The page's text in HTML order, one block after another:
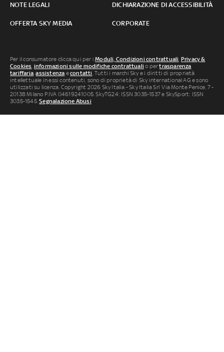
NOTE LEGALI DICHIARAZIONE DI ACCESSIBILITÀ
OFFERTA SKY MEDIA CORPORATE
Per il consumatore clicca qui per iModuli, Condizioni contrattuali Privacy &
Cookies informazioni sulle modifiche contrattuali o pertrasparenza
tariffaria ,assistenza econtatti . Tutti i marchi Sky e i diritti di proprietà
intellettuale in essi contenuti, sono di proprietà di Sky international AG e sono
utilizzati su licenza. Copyright 2026 Sky Italia - Sky Italia Srl Via Monte Penice, 7 -
20138 Milano P.IVA 04619241005. SkyTG24: ISSN 3035-1537 e SkySport: ISSN
3035-1545.Segnalazione Abusi